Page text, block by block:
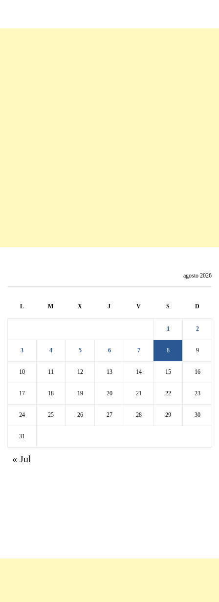
agosto 2026
L M X J V S D
1 2
3 4 5 6 7 8 9
10 11 12 13 14 15 16
17 18 19 20 21 22 23
24 25 26 27 28 29 30
31
« Jul